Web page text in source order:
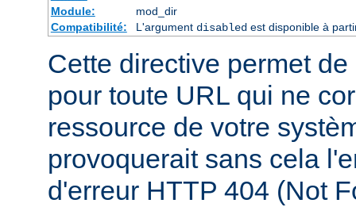
Module:
mod_dir
Compatibilité:
L'argument disabledest disponible à
Cette directive permet
pour toute URL qui ne
ressource de votre
provoquerait sans cela
d'erreur HTTP 404 (Not